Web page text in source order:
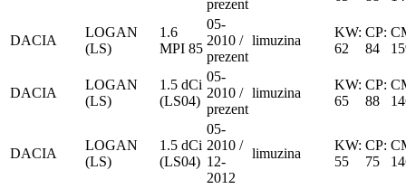
prezent
DACIA
LOGAN
(LS)
1.6
MPI 85
05-
2010 /
prezent
limuzina
KW:
62
CP:
84
DACIA
LOGAN
(LS)
1.5 dCi
(LS04)
05-
2010 /
prezent
limuzina
KW:
65
CP:
88
DACIA
LOGAN
(LS)
1.5 dCi
(LS04)
05-
2010 /
12-
2012
limuzina
KW:
55
CP:
75